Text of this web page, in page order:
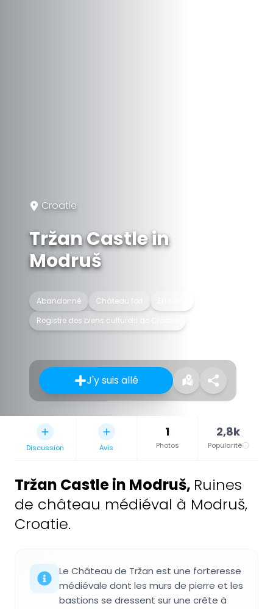
Croatie
Tržan Castle in
Modruš
Abandonné Château fort
Registre des biens culturels de Croatie
J'y suis allé
Discussion Avis
1
Photos
2,8k
Popularité
Tržan Castle in Modruš, Ruines
de château médiéval à Modruš,
Croatie.
Le Château de Tržan est une forteresse
médiévale dont les murs de pierre et les
bastions se dressent sur une crête à